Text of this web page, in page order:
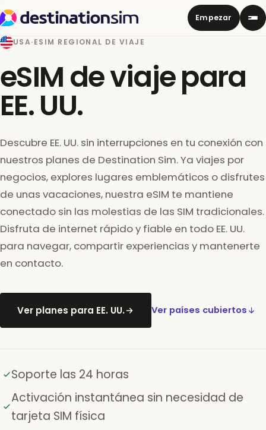
Empezar
USA·ESIM REGIONAL DE VIAJE
eSIM de viaje para
EE. UU.
Descubre EE. UU. sin interrupciones en tu conexión con
nuestros planes de Destination Sim. Ya viajes por
negocios, explores lugares emblemáticos o disfrutes
de unas vacaciones, nuestra eSIM te mantiene
conectado sin las molestias de las SIM tradicionales.
Disfruta de internet rápido y fiable en todo EE. UU.
para navegar, compartir experiencias y mantenerte
en contacto.
Ver planes para EE. UU. Ver países cubiertos
Soporte las 24 horas
Activación instantánea sin necesidad de
tarjeta SIM física